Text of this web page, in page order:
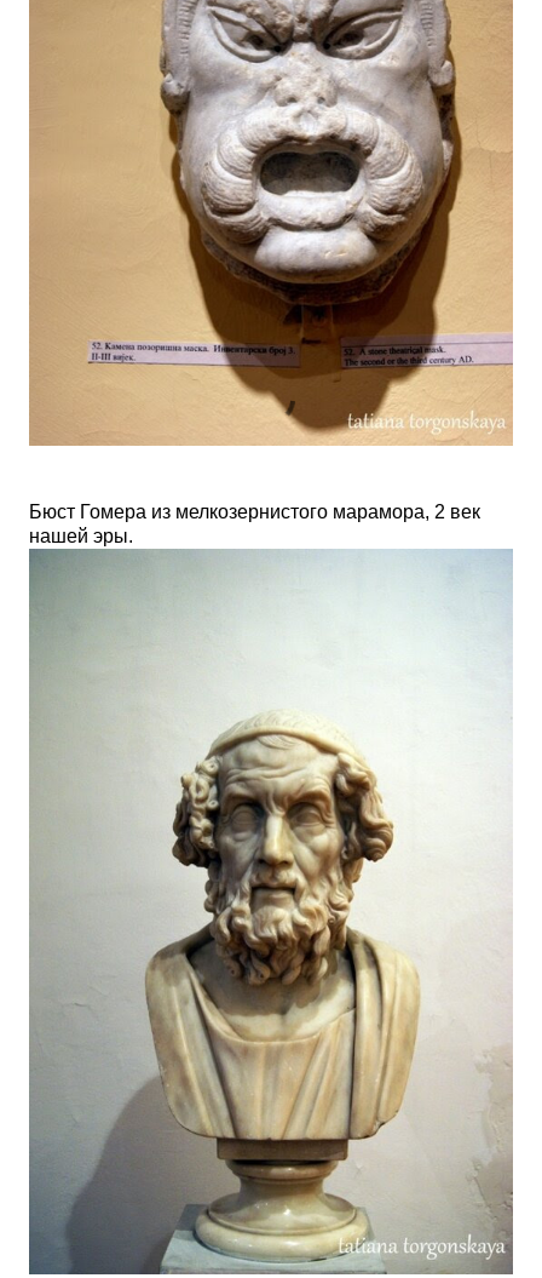
Бюст Гомера из мелкозернистого марамора, 2 век
нашей эры.